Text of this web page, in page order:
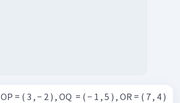
= ( 3 , − 2 ) , OQ ​ = ( − 1 , 5 ) , OR = ( 7 , 4 )